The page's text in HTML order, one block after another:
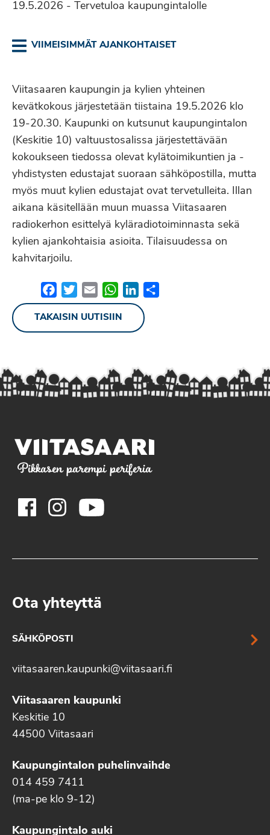
19.5.2026 - Tervetuloa kaupungintalolle
VIIMEISIMMÄT AJANKOHTAISET
Viitasaaren kaupungin ja kylien yhteinen
kevätkokous järjestetään tiistaina 19.5.2026 klo
19-20.30. Kaupunki on kutsunut kaupungintalon
(Keskitie 10) valtuustosalissa järjestettävään
kokoukseen tiedossa olevat kylätoimikuntien ja -
yhdistysten edustajat suoraan sähköpostilla, mutta
myös muut kylien edustajat ovat tervetulleita. Illan
aikana käsitellään muun muassa Viitasaaren
radiokerhon esittelyä kyläradiotoiminnasta sekä
kylien ajankohtaisia asioita. Tilaisuudessa on
kahvitarjoilu.
FacebookTwitterEmail WhatsApp
LinkedIn
TAKAISIN UUTISIIN
Pikkasen parempi periferia
Ota yhteyttä
SÄHKÖPOSTI
viitasaaren.kaupunki@viitasaari.fi
Viitasaaren kaupunki
Keskitie 10
44500 Viitasaari
Kaupungintalon puhelinvaihde
014 459 7411
(ma-pe klo 9-12)
Kaupungintalo auki